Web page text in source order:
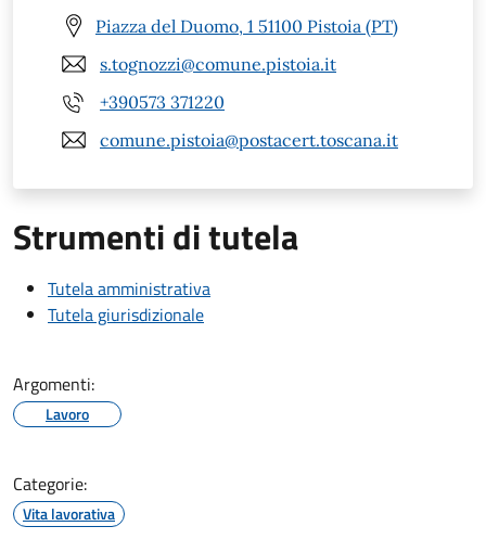
Piazza del Duomo, 1 51100 Pistoia (PT)
s.tognozzi@comune.pistoia.it
+390573 371220
comune.pistoia@postacert.toscana.it
Strumenti di tutela
Tutela amministrativa
Tutela giurisdizionale
Argomenti:
Lavoro
Categorie:
Vita lavorativa